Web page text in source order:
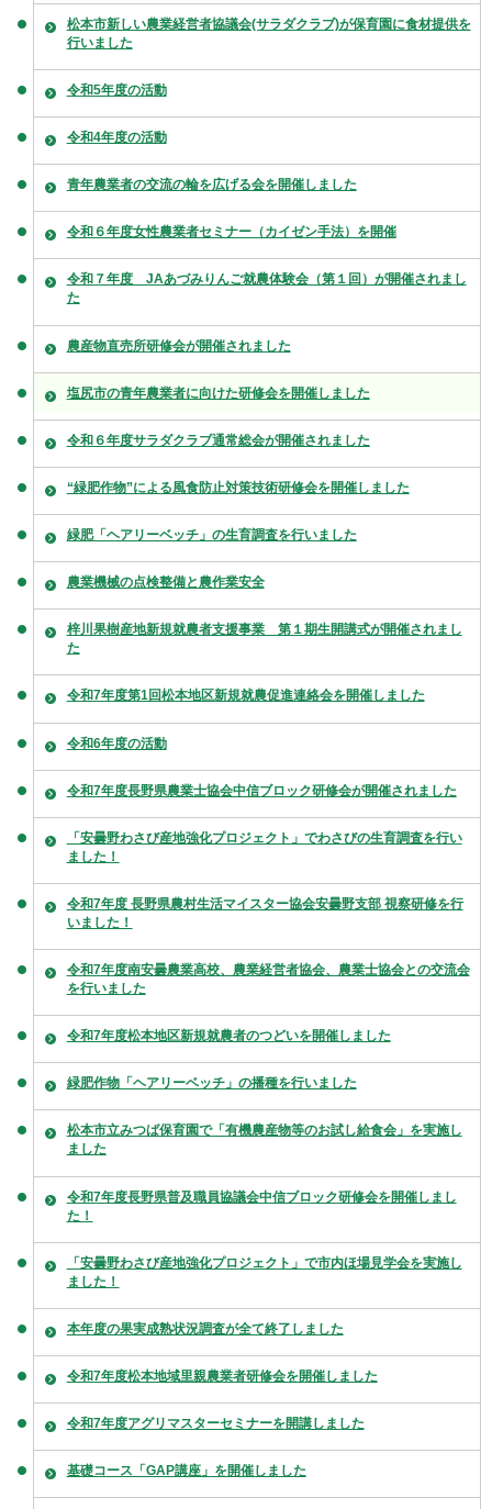
松本市新しい農業経営者協議会(サラダクラブ)が保育園に食材提供を
行いました
令和5年度の活動
令和4年度の活動
青年農業者の交流の輪を広げる会を開催しました
令和６年度女性農業者セミナー（カイゼン手法）を開催
令和７年度 JAあづみりんご就農体験会（第１回）が開催されまし
た
農産物直売所研修会が開催されました
塩尻市の青年農業者に向けた研修会を開催しました
令和６年度サラダクラブ通常総会が開催されました
“緑肥作物”による風食防止対策技術研修会を開催しました
緑肥「ヘアリーベッチ」の生育調査を行いました
農業機械の点検整備と農作業安全
梓川果樹産地新規就農者支援事業 第１期生開講式が開催されまし
た
令和7年度第1回松本地区新規就農促進連絡会を開催しました
令和6年度の活動
令和7年度長野県農業士協会中信ブロック研修会が開催されました
「安曇野わさび産地強化プロジェクト」でわさびの生育調査を行い
ました！
令和7年度 長野県農村生活マイスター協会安曇野支部 視察研修を行
いました！
令和7年度南安曇農業高校、農業経営者協会、農業士協会との交流会
を行いました
令和7年度松本地区新規就農者のつどいを開催しました
緑肥作物「ヘアリーベッチ」の播種を行いました
松本市立みつば保育園で「有機農産物等のお試し給食会」を実施し
ました
令和7年度長野県普及職員協議会中信ブロック研修会を開催しまし
た！
「安曇野わさび産地強化プロジェクト」で市内ほ場見学会を実施し
ました！
本年度の果実成熟状況調査が全て終了しました
令和7年度松本地域里親農業者研修会を開催しました
令和7年度アグリマスターセミナーを開講しました
基礎コース「GAP講座」を開催しました